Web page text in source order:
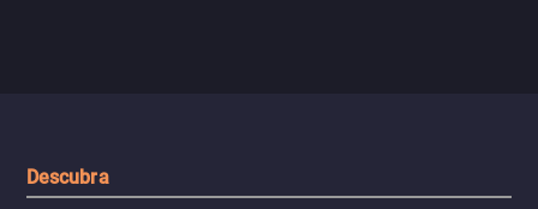
Descubra